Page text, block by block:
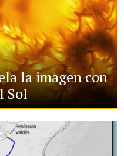
la imagen con
Sol